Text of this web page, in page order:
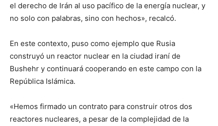
el derecho de Irán al uso pacífico de la energía nuclear, y
no solo con palabras, sino con hechos», recalcó.
En este contexto, puso como ejemplo que Rusia
construyó un reactor nuclear en la ciudad iraní de
Bushehr y continuará cooperando en este campo con la
República Islámica.
«Hemos firmado un contrato para construir otros dos
reactores nucleares, a pesar de la complejidad de la